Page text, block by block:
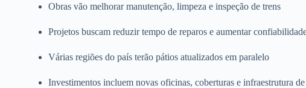
Obras vão melhorar manutenção, limpeza e inspeção de trens
Projetos buscam reduzir tempo de reparos e aumentar
Várias regiões do país terão pátios atualizados em paralelo
Investimentos incluem novas oficinas, coberturas e infraestrutura de